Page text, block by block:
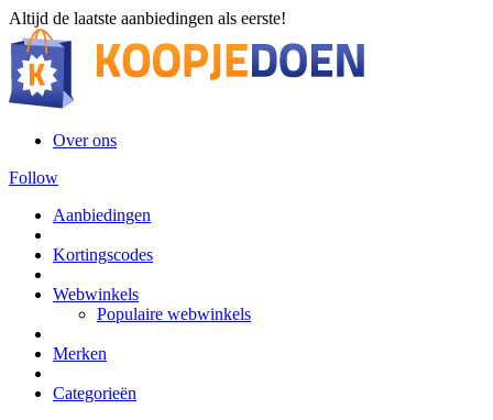
Altijd de laatste aanbiedingen als eerste!
Over ons
Follow
Aanbiedingen
Kortingscodes
Webwinkels
Populaire webwinkels
Merken
Categorieën